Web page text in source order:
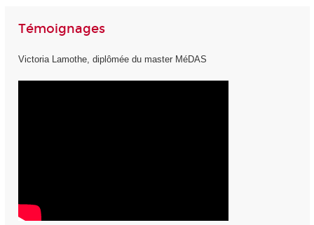
Témoignages
Victoria Lamothe, diplômée du master MéDAS